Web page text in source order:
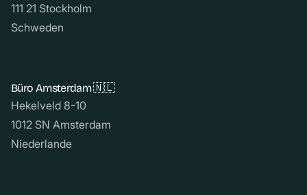
111 21 Stockholm
Schweden
Büro Amsterdam 🇳🇱
Hekelveld 8-10
1012 SN Amsterdam
Niederlande